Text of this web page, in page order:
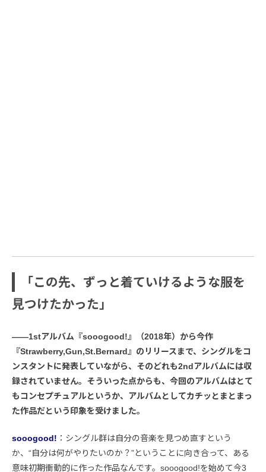
「この先、ずっと着ていけるような服を
見つけたかった」
――1stアルバム『sooogood!』（2018年）から今作
『Strawberry,Gun,St.Bernard』のリリースまで、シングルをコ
ンスタントに発表していながら、そのどれも2ndアルバムには収
録されていません。そういった点からも、今回のアルバムはとて
もコンセプチュアルというか、アルバムとしてカチッとまとまっ
た作品だという印象を受けました。
sooogood! ：シングル群は自分の音楽を見つめ直すという
か、“自分は何がやりたいのか？”ということに向き合って、ある
意味初期衝動的に作った作品なんです。sooogood!を始めて今3